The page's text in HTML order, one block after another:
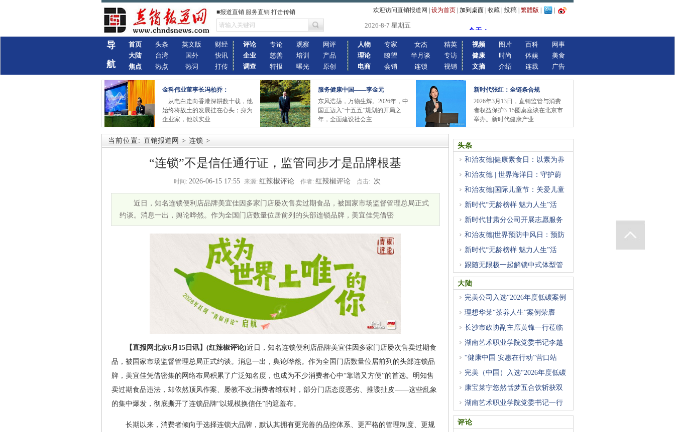
■报道直销 服务直销 打击传销 欢迎访问直销报道网 设为首页 加到桌面 收藏 投稿 繁體版
2026-8-7 星期五
导
航
首页
大陆
焦点
头条
台湾
热点
英文版
国外
热词
财经
快讯
打传
评论
企业
调查
专论
慈善
特报
观察
培训
曝光
网评
产品
原创
人物
理论
电商
专家
瞭望
会销
女杰
半月谈
连锁
精英
专访
视销
视频
健康
文摘
图片
时尚
介绍
百科
体娱
连载
网事
美食
广告
金科伟业董事长冯柏乔：
从电白走向香港深耕数十载，他
始终将故土的发展挂在心头；身为
企业家，他以实业
服务健康中国——李金元
东风浩荡，万物生辉。2026年，中
国正迈入“十五五”规划的开局之
年，全面建设社会主
新时代张红：全链条合规
2026年3月13日，直销监管与消费
者权益保护3·15圆桌座谈在北京市
举办。新时代健康产业
当前位置: 直销报道网 > 连锁 >
“连锁”不是信任通行证，监管同步才是品牌根基
时间: 2026-06-15 17:55 来源: 红辣椒评论 作者: 红辣椒评论 点击: 次
近日，知名连锁便利店品牌美宜佳因多家门店屡次售卖过期食品，被国家市场监督管理总局正式
约谈。消息一出，舆论哗然。作为全国门店数量位居前列的头部连锁品牌，美宜佳凭借密
【直报网北京6月15日讯】(红辣椒评论)近日，知名连锁便利店品牌美宜佳因多家门店屡次售卖过期食
品，被国家市场监督管理总局正式约谈。消息一出，舆论哗然。作为全国门店数量位居前列的头部连锁品
牌，美宜佳凭借密集的网络布局积累了广泛知名度，也成为不少消费者心中“靠谱又方便”的首选。明知售
卖过期食品违法，却依然顶风作案、屡教不改;消费者维权时，部分门店态度恶劣、推诿扯皮——这些乱象
的集中爆发，彻底撕开了连锁品牌“以规模换信任”的遮羞布。
长期以来，消费者倾向于选择连锁大品牌，默认其拥有更完善的品控体系、更严格的管理制度、更规
头条
和治友德|健康素食日：以素为养
和治友德 | 世界海洋日：守护蔚
和治友德|国际儿童节：关爱儿童
新时代“无龄榜样 魅力人生”活
新时代甘肃分公司开展志愿服务
和治友德|世界预防中风日：预防
新时代“无龄榜样 魅力人生”活
跟随无限极一起解锁中式体型管
大陆
完美公司入选“2026年度低碳案例
理想华莱“茶养人生”案例荣膺
长沙市政协副主席黄锋一行莅临
湖南艺术职业学院党委书记李越
“健康中国 安惠在行动”营口站
完美（中国）入选“2026年度低碳
康宝莱宁悠然恬梦五合饮斩获双
湖南艺术职业学院党委书记一行
评论